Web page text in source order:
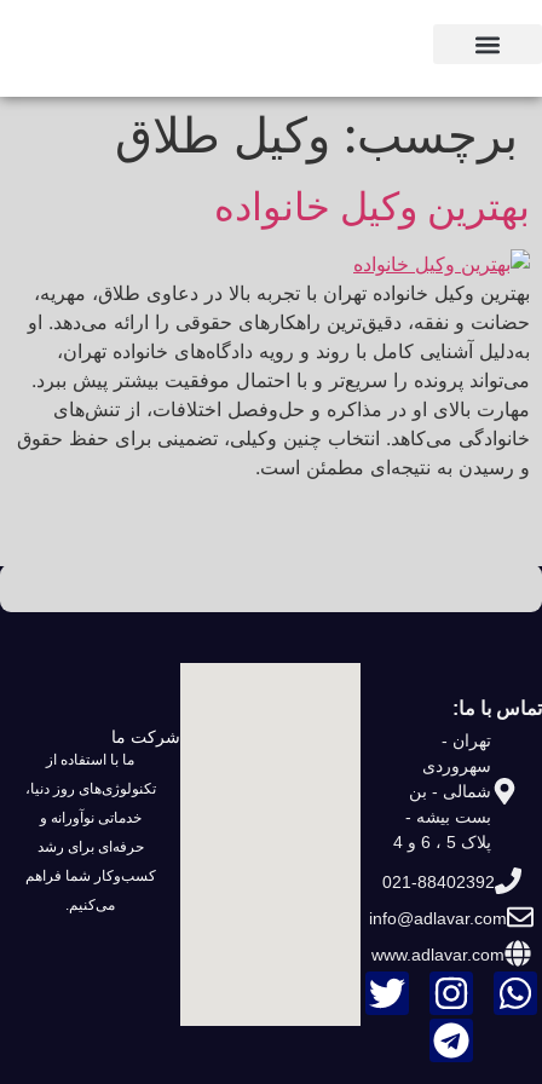
برچسب: وکیل طلاق
بهترین وکیل خانواده
بهترین وکیل خانواده تهران با تجربه‌ بالا در دعاوی طلاق، مهریه،
حضانت و نفقه، دقیق‌ترین راهکارهای حقوقی را ارائه می‌دهد. او
به‌دلیل آشنایی کامل با روند و رویه دادگاه‌های خانواده تهران،
می‌تواند پرونده را سریع‌تر و با احتمال موفقیت بیشتر پیش ببرد.
مهارت بالای او در مذاکره و حل‌وفصل اختلافات، از تنش‌های
خانوادگی می‌کاهد. انتخاب چنین وکیلی، تضمینی برای حفظ حقوق
و رسیدن به نتیجه‌ای مطمئن است.
تماس با ما:
تهران -
سهروردی
شمالی - بن
بست بیشه -
پلاک 5 ، 6 و 4
021-88402392
info@adlavar.com
www.adlavar.com
شرکت ما
ما با استفاده از
تکنولوژی‌های روز دنیا،
خدماتی نوآورانه و
حرفه‌ای برای رشد
کسب‌وکار شما فراهم
می‌کنیم.